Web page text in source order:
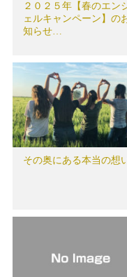
２０２５年【春のエン
ェルキャンペーン】の
知らせ…
その奥にある本当の想